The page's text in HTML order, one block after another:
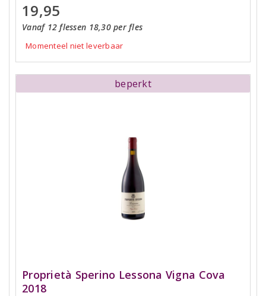
19,95
Vanaf 12 flessen 18,30 per fles
Momenteel niet leverbaar
beperkt
Proprietà Sperino Lessona Vigna Cova
2018